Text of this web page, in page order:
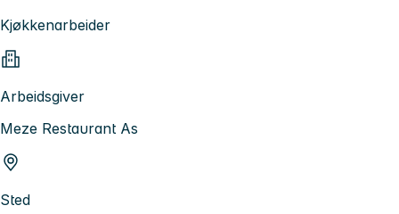
Kjøkkenarbeider
Arbeidsgiver
Meze Restaurant As
Sted